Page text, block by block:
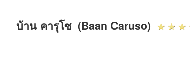
บ้าน คารุโซ (Baan Caruso)